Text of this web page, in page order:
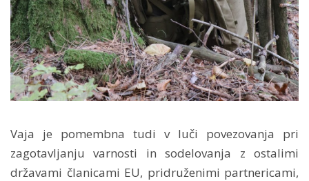
Vaja je pomembna tudi v luči povezovanja pri
zagotavljanju varnosti in sodelovanja z ostalimi
državami članicami EU, pridruženimi partnericami,